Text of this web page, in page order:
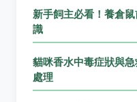
新手飼主必看！養倉
識
貓咪香水中毒症狀與
處理